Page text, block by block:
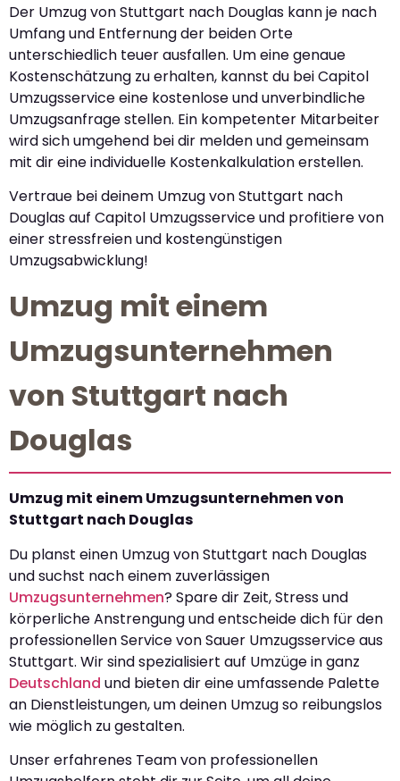
Der Umzug von Stuttgart nach Douglas kann je nach
Umfang und Entfernung der beiden Orte
unterschiedlich teuer ausfallen. Um eine genaue
Kostenschätzung zu erhalten, kannst du bei Capitol
Umzugsservice eine kostenlose und unverbindliche
Umzugsanfrage stellen. Ein kompetenter Mitarbeiter
wird sich umgehend bei dir melden und gemeinsam
mit dir eine individuelle Kostenkalkulation erstellen.
Vertraue bei deinem Umzug von Stuttgart nach
Douglas auf Capitol Umzugsservice und profitiere von
einer stressfreien und kostengünstigen
Umzugsabwicklung!
Umzug mit einem
Umzugsunternehmen
von Stuttgart nach
Douglas
Umzug mit einem Umzugsunternehmen von
Stuttgart nach Douglas
Du planst einen Umzug von Stuttgart nach Douglas
und suchst nach einem zuverlässigen
Umzugsunternehmen? Spare dir Zeit, Stress und
körperliche Anstrengung und entscheide dich für den
professionellen Service von Sauer Umzugsservice aus
Stuttgart. Wir sind spezialisiert auf Umzüge in ganz
Deutschland und bieten dir eine umfassende Palette
an Dienstleistungen, um deinen Umzug so reibungslos
wie möglich zu gestalten.
Unser erfahrenes Team von professionellen